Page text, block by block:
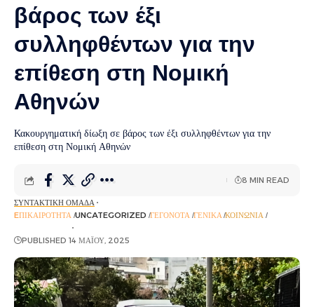
βάρος των έξι
συλληφθέντων για την
επίθεση στη Νομική
Αθηνών
Κακουργηματική δίωξη σε βάρος των έξι συλληφθέντων για την
επίθεση στη Νομική Αθηνών
ΣΥΝΤΑΚΤΙΚΉ ΟΜΆΔΑ
EΠΙΚΑΙΡΌΤΗΤΑ UNCATEGORIZED ΓΕΓΟΝΌΤΑ ΓΕΝΙΚΆ ΚΟΙΝΩΝΊΑ
PUBLISHED 14 ΜΑΪ́ΟΥ, 2025
8 MIN READ